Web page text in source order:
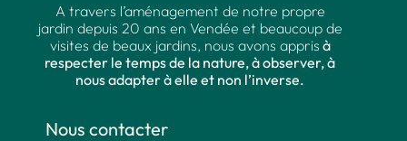
A travers l’aménagement de notre propre
jardin depuis 20 ans en Vendée et beaucoup de
visites de beaux jardins, nous avons appris à
respecter le temps de la nature, à observer, à
nous adapter à elle et non l’inverse.
Nous contacter